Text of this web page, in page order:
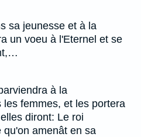
sa jeunesse et à la
un voeu à l'Eternel et se
à la
femmes, et les portera
diront: Le roi
amenât en sa